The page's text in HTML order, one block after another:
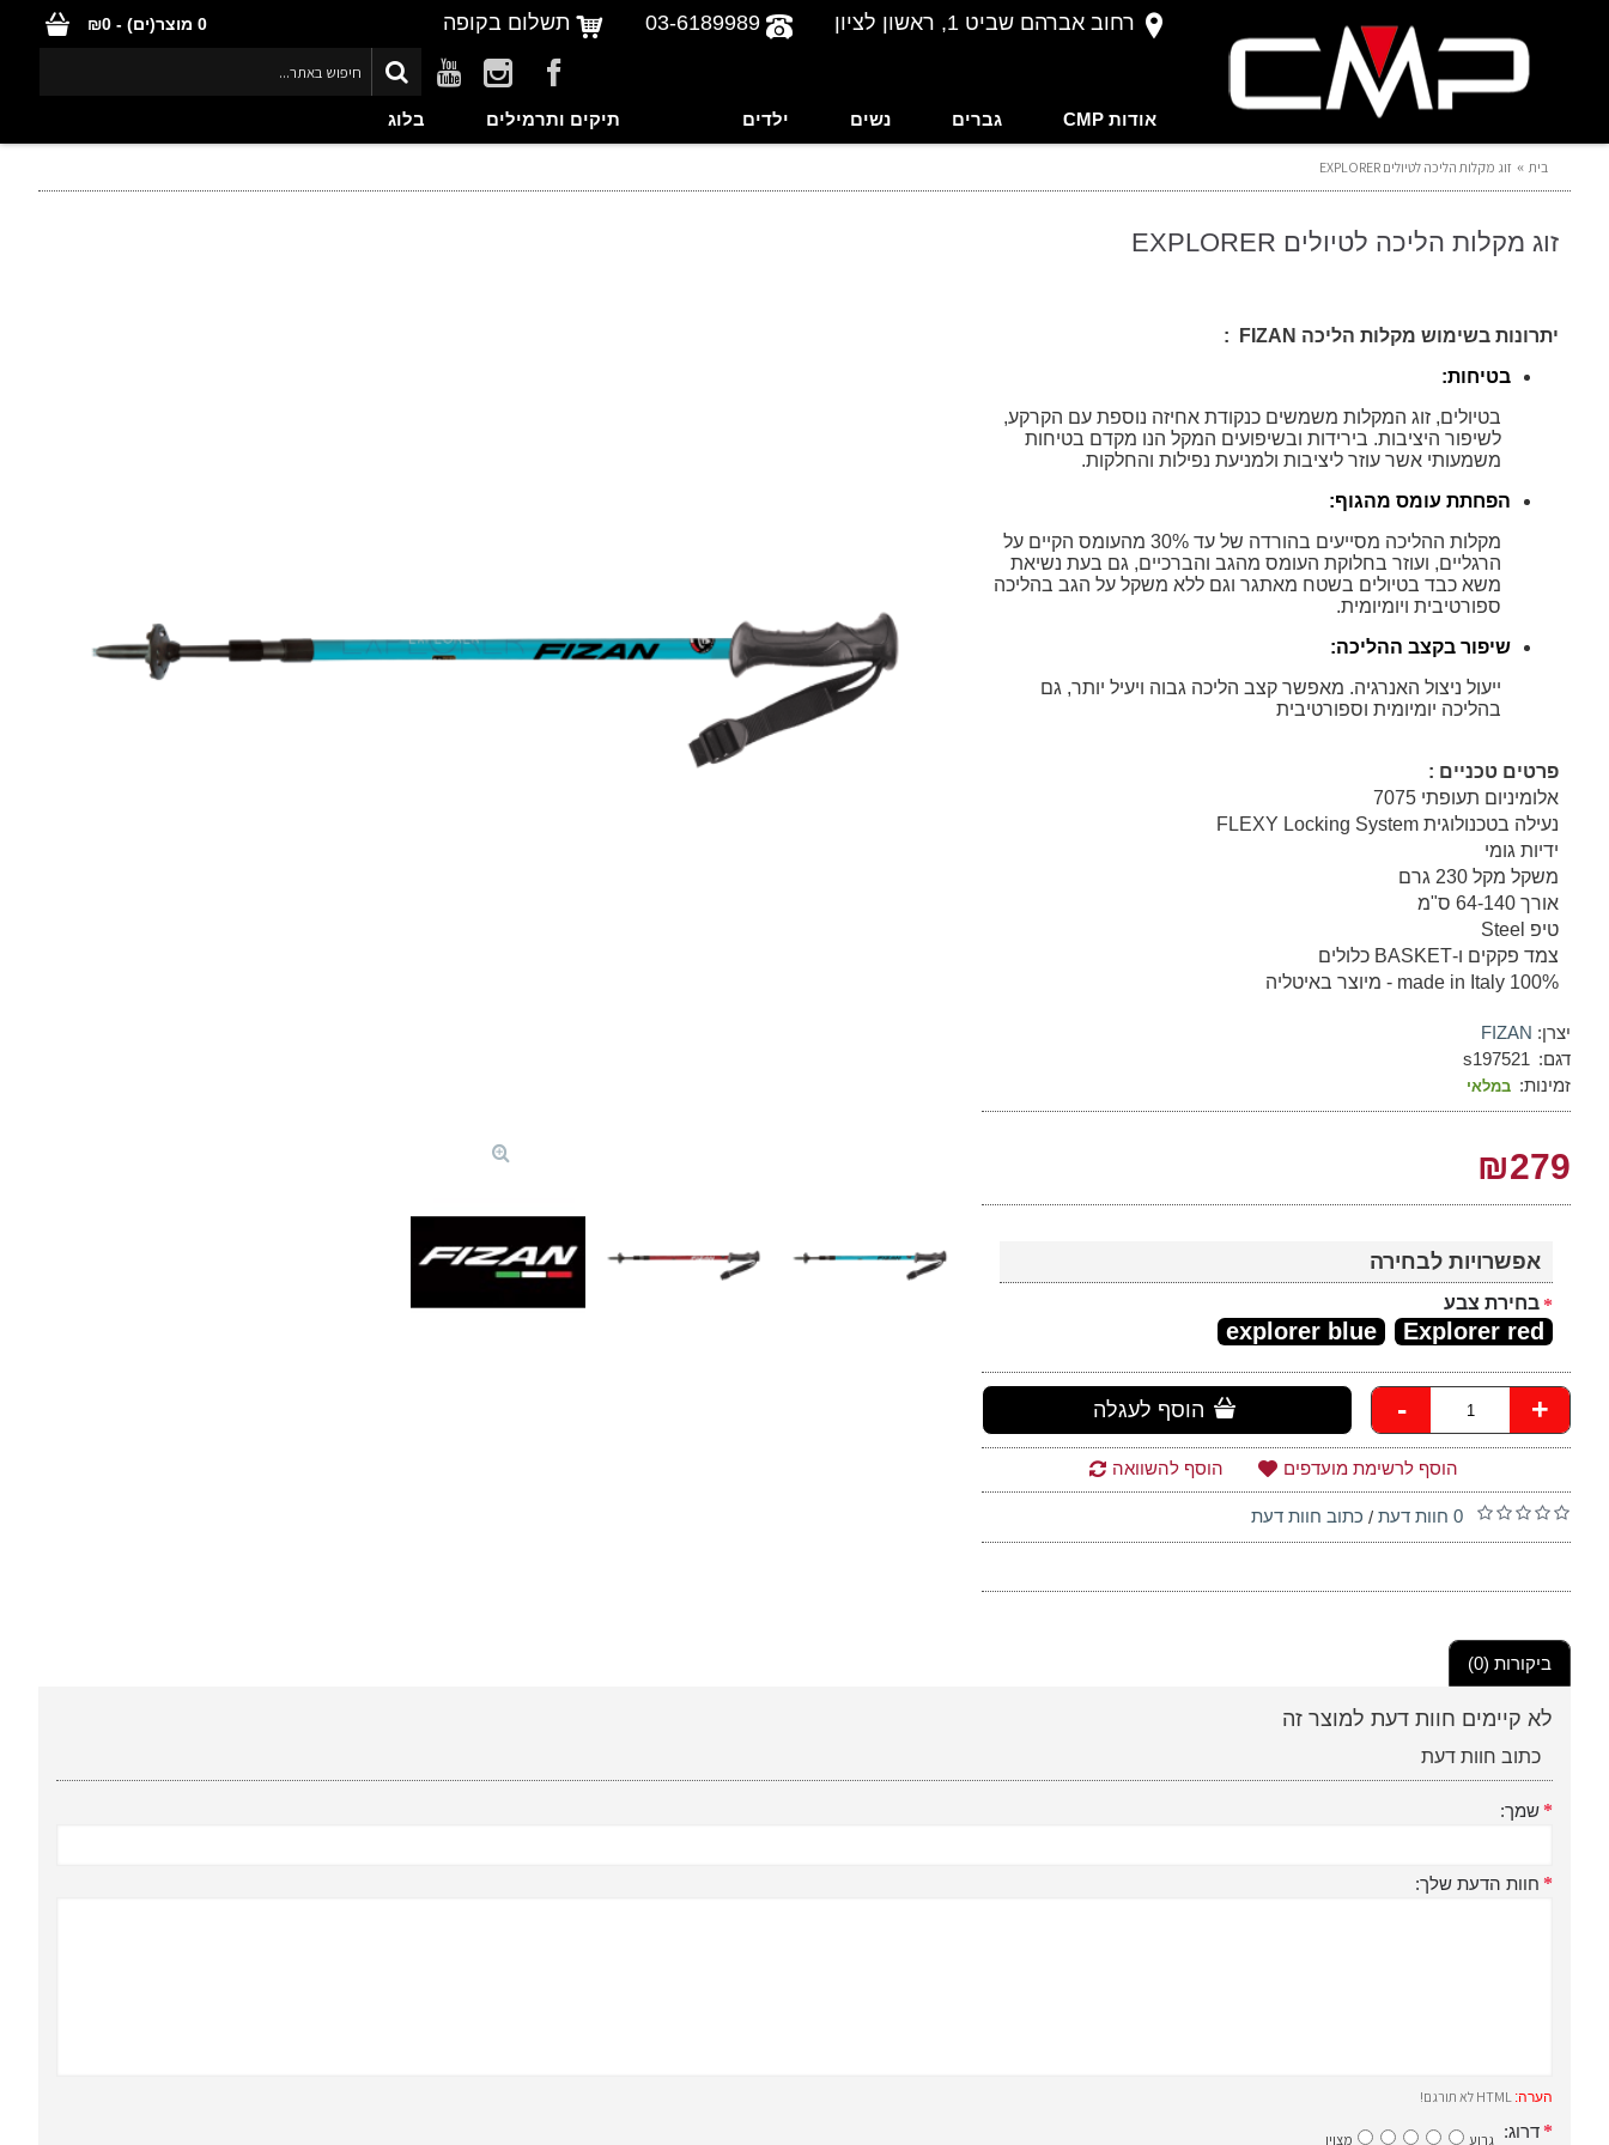
רחוב אברהם שביט 1, ראשון לציון 03-6189989 תשלום בקופה 0 מוצר(ים) - ₪0
אודות CMP גברים נשים ילדים תיקים ותרמילים בלוג
בית זוג מקלות הליכה לטיולים EXPLORER
זוג מקלות הליכה לטיולים EXPLORER
יתרונות בשימוש מקלות הליכה FIZAN
:
בטיחות:
בטיולים, זוג המקלות משמשים כנקודת אחיזה נוספת עם הקרקע,
לשיפור היציבות. בירידות ובשיפועים המקל הנו מקדם בטיחות
משמעותי אשר עוזר ליציבות ולמניעת נפילות והחלקות.
הפחתת עומס מהגוף:
מקלות ההליכה מסייעים בהורדה של עד 30% מהעומס הקיים על
הרגליים, ועוזר בחלוקת העומס מהגב והברכיים, גם בעת נשיאת
משא כבד בטיולים בשטח מאתגר וגם ללא משקל על הגב בהליכה
ספורטיבית ויומיומית.
שיפור בקצב ההליכה:
ייעול ניצול האנרגיה. מאפשר קצב הליכה גבוה ויעיל יותר, גם
בהליכה יומיומית וספורטיבית
פרטים טכניים :
אלומיניום תעופתי 7075
נעילה בטכנולוגית FLEXY Locking System
ידיות גומי
משקל מקל 230 גרם
אורך 64-140 ס"מ
טיפ Steel
צמד פקקים ו-BASKET כלולים
100% made in Italy - מיוצר באיטליה
יצרן: FIZAN
דגם: s197521
זמינות: במלאי
₪279
אפשרויות לבחירה
בחירת צבע
Explorer red
explorer blue
- + הוסף לעגלה
הוסף לרשימת מועדפים הוסף להשוואה
0 חוות דעת / כתוב חוות דעת
ביקורות (0)
לא קיימים חוות דעת למוצר זה
כתוב חוות דעת
שמך:
חוות הדעת שלך:
הערה:
דרוג: גרוע מצוין